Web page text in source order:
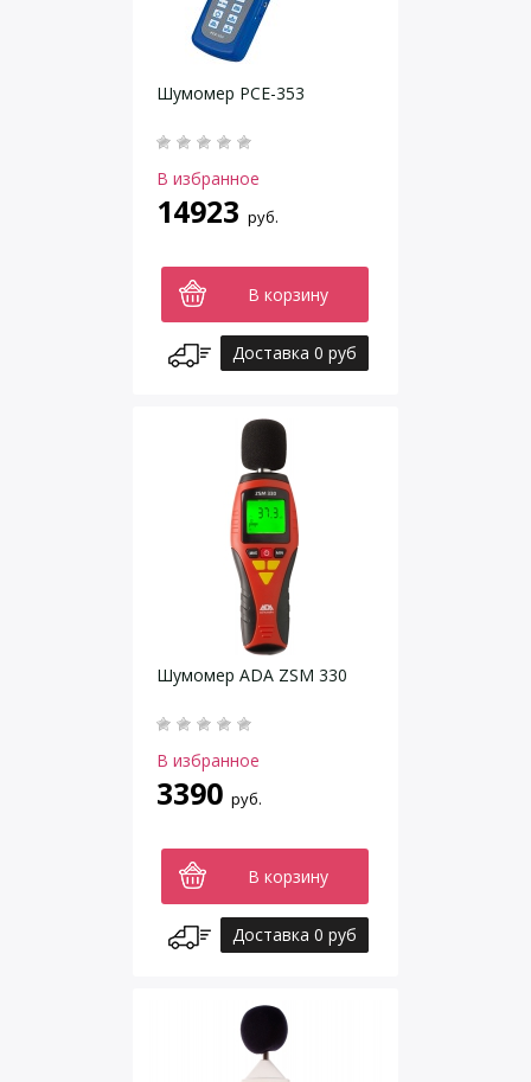
Шумомер PCE-353
В избранное
14923 руб.
В корзину
Доставка 0 руб
Шумомер ADA ZSM 330
В избранное
3390 руб.
В корзину
Доставка 0 руб